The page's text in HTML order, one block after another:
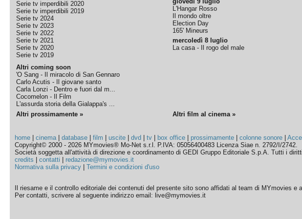
Serie tv imperdibili 2020
Serie tv imperdibili 2019
Serie tv 2024
Serie tv 2023
Serie tv 2022
Serie tv 2021
Serie tv 2020
Serie tv 2019
Altri coming soon
'O Sang - Il miracolo di San Gennaro
Carlo Acutis - Il giovane santo
Carla Lonzi - Dentro e fuori dal m...
Cocomelon - Il Film
L'assurda storia della Gialappa's ...
L'Hangar Rosso
Il mondo oltre
Election Day
165' Mineurs
mercoledì 8 luglio
La casa - Il rogo del male
Altri prossimamente » Altri film al cinema »
home |cinema|database |film |uscite |dvd |tv box office prossimamente |colonne sonore |
Copyright© 2000 - 2026 MYmovies® Mo-Net s.r.l. P.IVA: 05056400483 Licenza Siae n. 2792/I/2742.
Società soggetta all'attività di direzione e coordinamento di GEDI Gruppo Editoriale S.p.A. Tutti i
credits |contatti
redazione@mymovies.it
Normativa sulla privacy |Termini e condizioni d'uso
Il riesame e il controllo editoriale dei contenuti del presente sito sono affidati al team di MYmovies e
Per contatti, scrivere al seguente indirizzo email: live@mymovies.it